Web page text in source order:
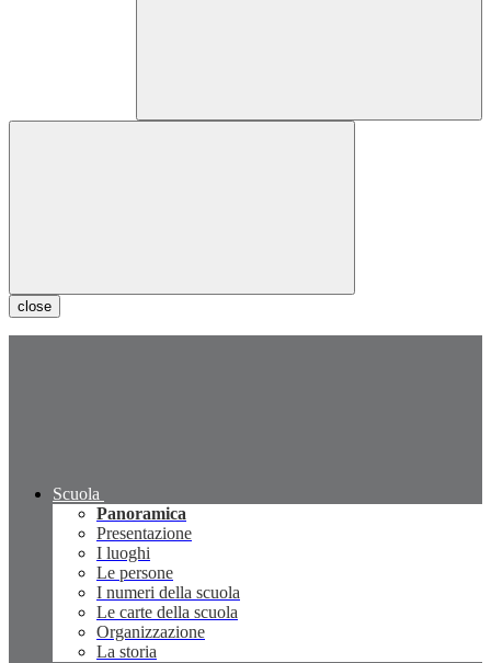
close
Scuola
Panoramica
Presentazione
I luoghi
Le persone
I numeri della scuola
Le carte della scuola
Organizzazione
La storia